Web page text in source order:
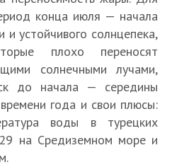
конца июля — начала
и устойчивого солнцепека,
плохо переносят
солнечными лучами,
до начала — середины
года и свои плюсы:
воды в турецких
на Средиземном море и